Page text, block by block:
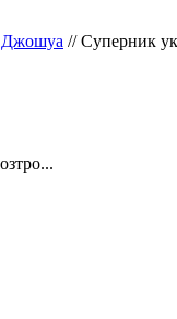
Джошуа // Суперник